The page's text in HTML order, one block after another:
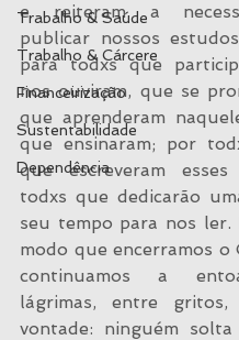
Trabalho & Saúde
Trabalho & Cárcere
Financeirização
Sustentabilidade
Dependência
e reiteram a
publicar nossos
para todxs que
nos ouviram, que se
que aprenderam
que ensinaram; por
que escreveram
todxs que dedicarão
seu tempo para nos ler.
modo que encerramos o
continuamos a
lágrimas, entre gritos,
vontade: ninguém